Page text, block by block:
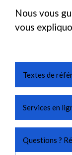
Nous vous
vous
Textes de
Services en
Questions ?